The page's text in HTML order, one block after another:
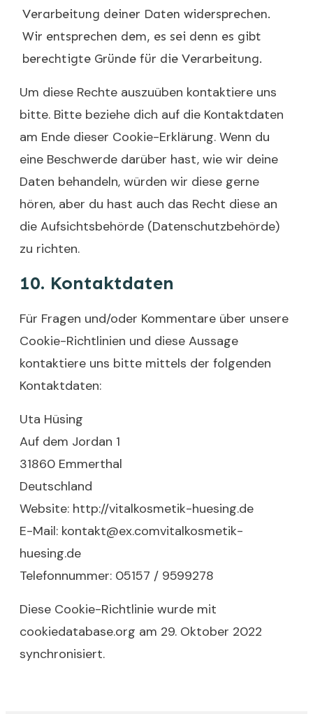
Verarbeitung deiner Daten widersprechen.
Wir entsprechen dem, es sei denn es gibt
berechtigte Gründe für die Verarbeitung.
Um diese Rechte auszuüben kontaktiere uns
bitte. Bitte beziehe dich auf die Kontaktdaten
am Ende dieser Cookie-Erklärung. Wenn du
eine Beschwerde darüber hast, wie wir deine
Daten behandeln, würden wir diese gerne
hören, aber du hast auch das Recht diese an
die Aufsichtsbehörde (Datenschutzbehörde)
zu richten.
10. Kontaktdaten
Für Fragen und/oder Kommentare über unsere
Cookie-Richtlinien und diese Aussage
kontaktiere uns bitte mittels der folgenden
Kontaktdaten:
Uta Hüsing
Auf dem Jordan 1
31860 Emmerthal
Deutschland
Website: http://vitalkosmetik-huesing.de
E-Mail: kontakt@ex.comvitalkosmetik-
huesing.de
Telefonnummer: 05157 / 9599278
Diese Cookie-Richtlinie wurde mit
cookiedatabase.org am 29. Oktober 2022
synchronisiert.